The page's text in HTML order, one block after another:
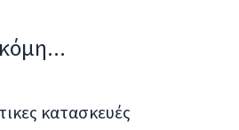
κατασκευές